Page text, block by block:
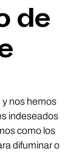
de
y nos hemos
indeseados
como los
difuminar o